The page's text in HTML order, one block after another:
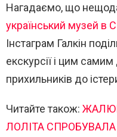
Нагадаємо, що
український музей в
Інстаграм Галкін
екскурсії і цим самим
прихильників до
Читайте також:
ЛОЛІТА